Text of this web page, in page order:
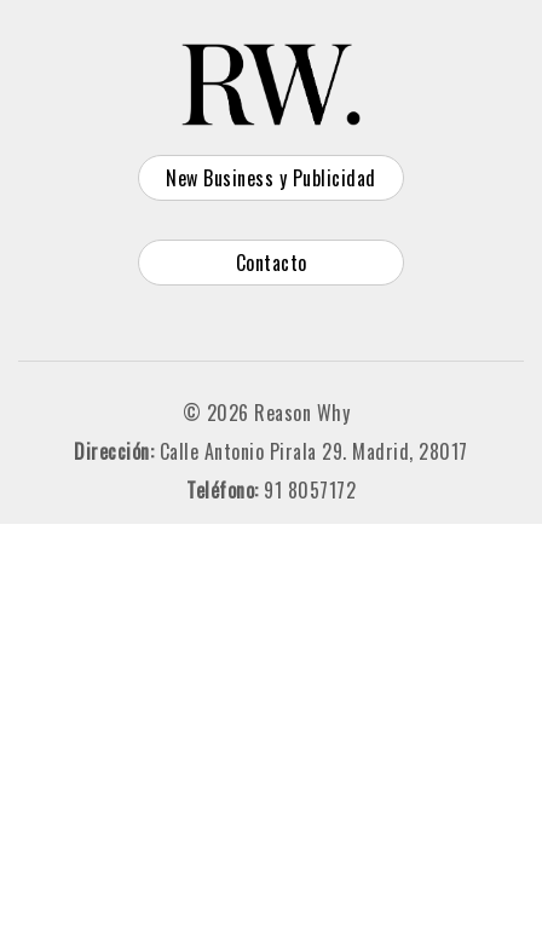
New Business y Publicidad
Contacto
© 2026 Reason Why
Dirección: Calle Antonio Pirala 29. Madrid, 28017
Teléfono: 91 8057172